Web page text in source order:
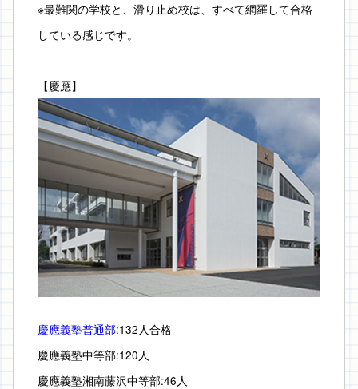
※最難関の学校と、滑り止め校は、すべて網羅して合格
している感じです。
【慶應】
慶應義塾普通部:132人合格
慶應義塾中等部:120人
慶應義塾湘南藤沢中等部:46人